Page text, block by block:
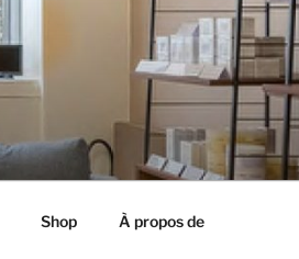
Shop À propos de